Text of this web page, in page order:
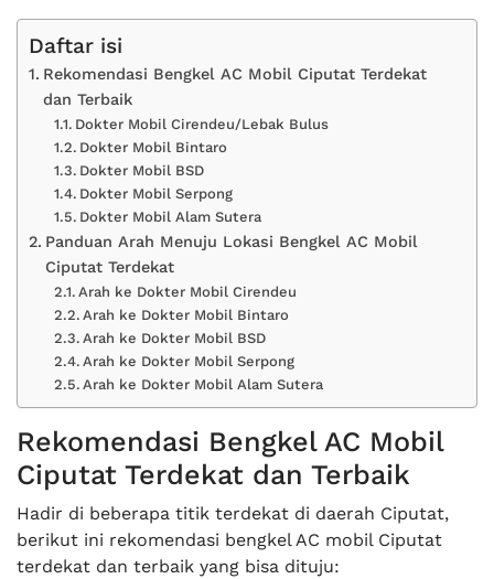
Daftar isi
Rekomendasi Bengkel AC Mobil Ciputat Terdekat
dan Terbaik
Dokter Mobil Cirendeu/Lebak Bulus
Dokter Mobil Bintaro
Dokter Mobil BSD
Dokter Mobil Serpong
Dokter Mobil Alam Sutera
Panduan Arah Menuju Lokasi Bengkel AC Mobil
Ciputat Terdekat
Arah ke Dokter Mobil Cirendeu
Arah ke Dokter Mobil Bintaro
Arah ke Dokter Mobil BSD
Arah ke Dokter Mobil Serpong
Arah ke Dokter Mobil Alam Sutera
Rekomendasi Bengkel AC Mobil
Ciputat Terdekat dan Terbaik
Hadir di beberapa titik terdekat di daerah Ciputat,
berikut ini rekomendasi bengkel AC mobil Ciputat
terdekat dan terbaik yang bisa dituju: